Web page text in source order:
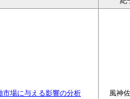
場に与える影響の分析 風神